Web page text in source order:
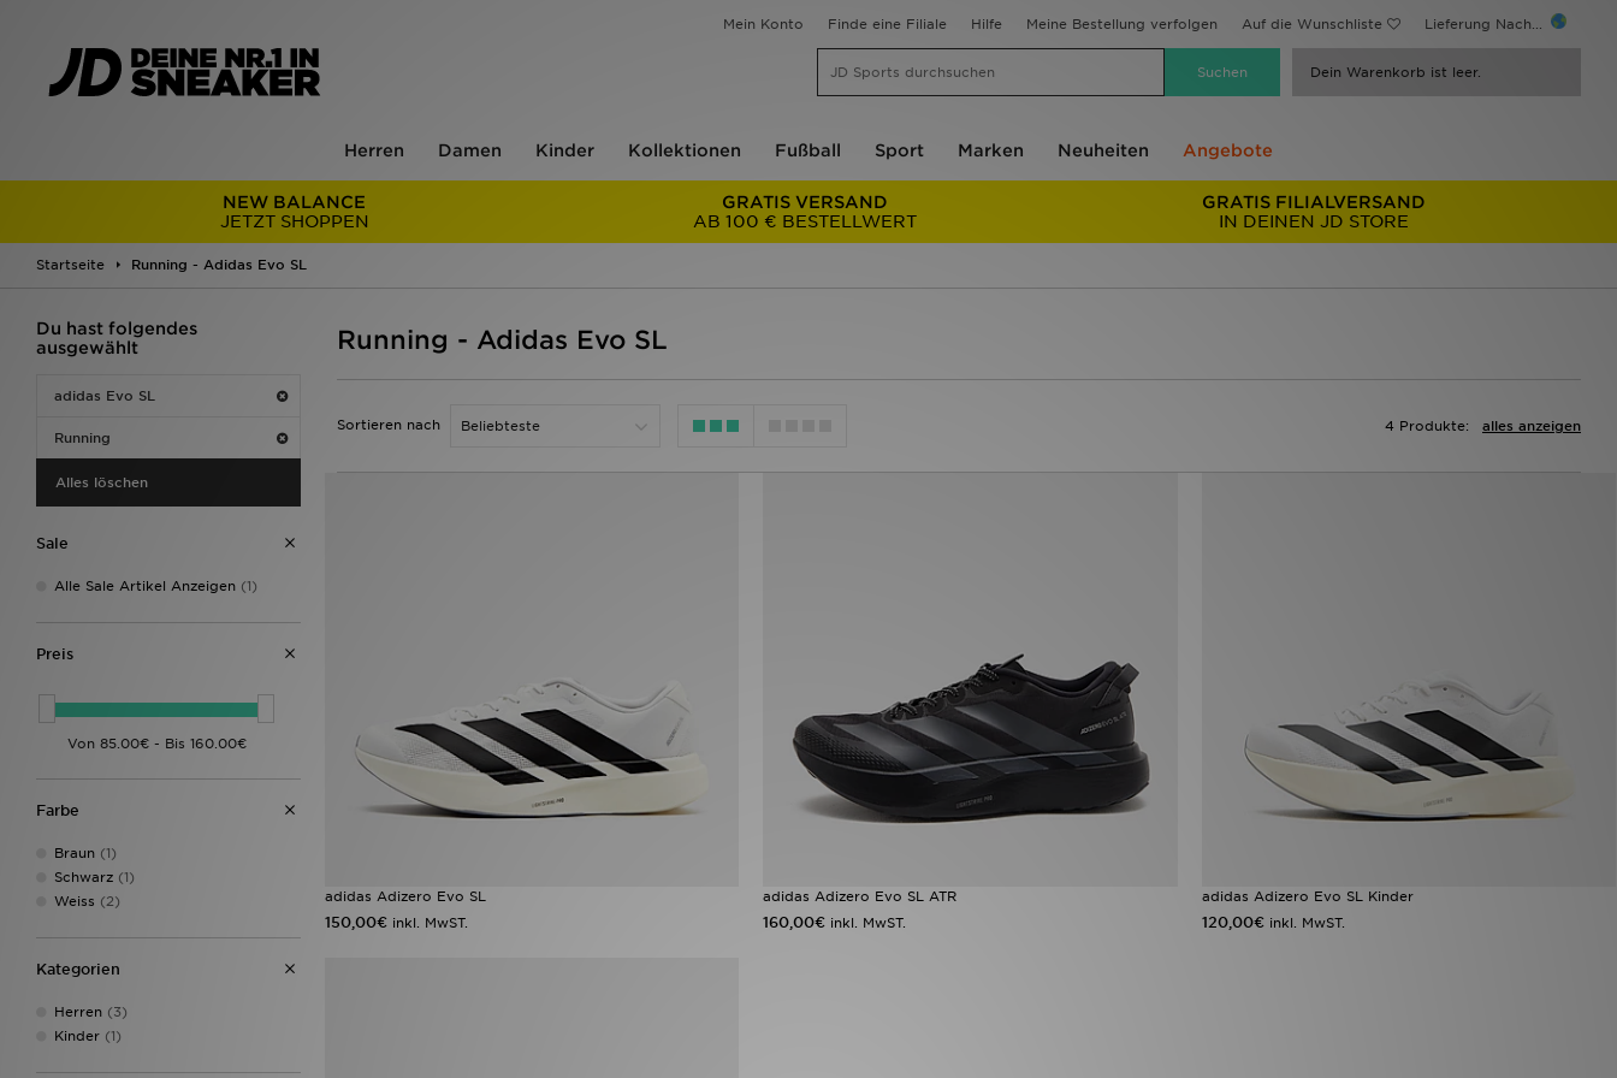
Mein Konto Finde eine Filiale Hilfe Meine Bestellung verfolgen Auf die Wunschliste Lieferung Nach...
Dein Warenkorb ist leer.
Herren Damen Kinder Kollektionen Fußball Sport Marken Neuheiten Angebote
NEW BALANCE
JETZT SHOPPEN
GRATIS VERSAND
AB 100 € BESTELLWERT
GRATIS FILIALVERSAND
IN DEINEN JD STORE
Startseite Running - Adidas Evo SL
Du hast folgendes
ausgewählt
adidas Evo SL
Running
Alles löschen
Sale
Alle Sale Artikel Anzeigen (1)
Preis
Farbe
Braun (1)
Schwarz (1)
Weiss (2)
Kategorien
Herren (3)
Kinder (1)
Running - Adidas Evo SL
Sortieren nach alles anzeigen
4 Produkte:
adidas Adizero Evo SL
150,00€ inkl. MwST.
adidas Adizero Evo SL ATR
160,00€ inkl. MwST.
adidas Adizero Evo SL Kinder
120,00€ inkl. MwST.